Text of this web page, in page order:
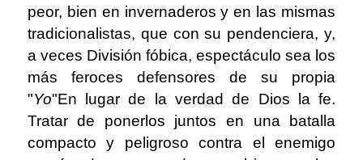
peor, bien en invernaderos y en las mismas
tradicionalistas, que con su pendenciera, y,
a veces División fóbica, espectáculo sea los
más feroces defensores de su propia
"Yo"En lugar de la verdad de Dios la fe.
Tratar de ponerlos juntos en una batalla
compacto y peligroso contra el enemigo